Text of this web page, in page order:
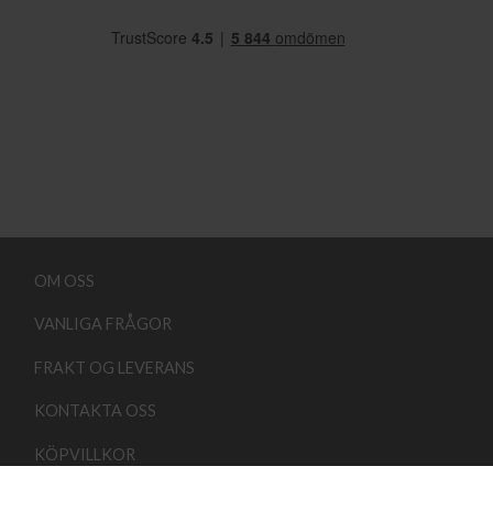
OM OSS
VANLIGA FRÅGOR
FRAKT OG LEVERANS
KONTAKTA OSS
KÖPVILLKOR